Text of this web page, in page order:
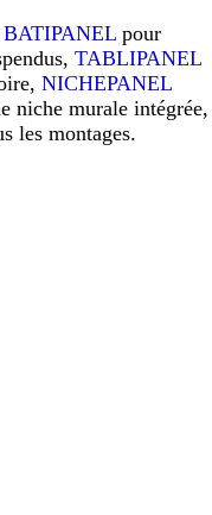
BATIPANEL pour
TABLIPANEL
NICHEPANEL
niche murale intégrée,
les montages.